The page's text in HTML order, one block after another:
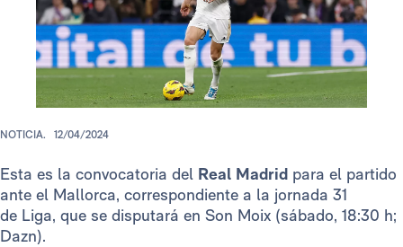
NOTICIA. 12/04/2024
Esta es la convocatoria del Real Madrid para el partido
ante el Mallorca, correspondiente a la jornada 31
de Liga, que se disputará en Son Moix (sábado, 18:30 h;
Dazn).